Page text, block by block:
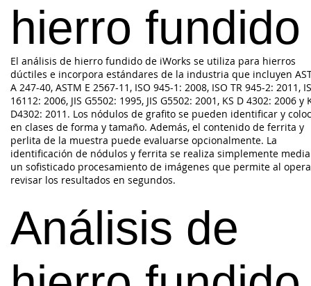
hierro fundido
El análisis de hierro fundido de iWorks se utiliza para hierros
dúctiles e incorpora estándares de la industria que incluyen
A 247-40, ASTM E 2567-11, ISO 945-1: 2008, ISO TR 945-2: 2011,
16112: 2006, JIS G5502: 1995, JIS G5502: 2001, KS D 4302: 2006 y
D4302: 2011. Los nódulos de grafito se pueden identificar y
en clases de forma y tamaño. Además, el contenido de ferrita y
perlita de la muestra puede evaluarse opcionalmente. La
identificación de nódulos y ferrita se realiza simplemente
un sofisticado procesamiento de imágenes que permite al
revisar los resultados en segundos.
Análisis de